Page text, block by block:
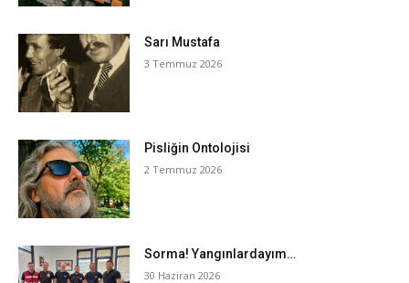
Sarı Mustafa
3 Temmuz 2026
Pisliğin Ontolojisi
2 Temmuz 2026
Sorma! Yangınlardayım…
30 Haziran 2026